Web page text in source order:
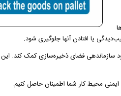
یا افتادن آنها جلوگیری شود.
سازماندهی فضای ذخیره‌سازی کمک کند. این
ایمنی محیط کار شما اطمینان حاصل کنیم.